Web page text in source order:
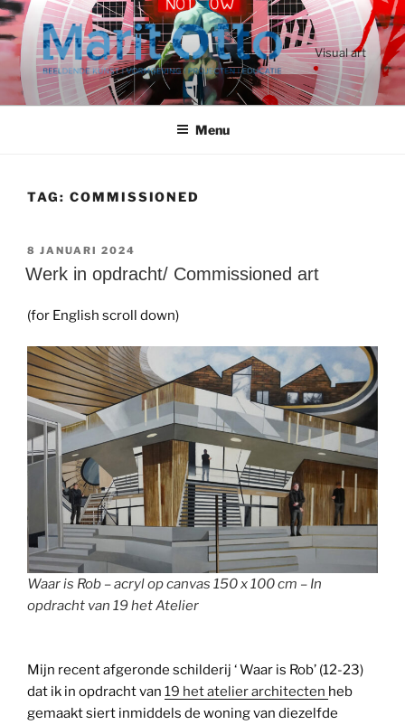
Ga
naar
de
inhoud
Visual art
Menu
TAG: COMMISSIONED
GEPLAATST
OP
8 JANUARI 2024
Werk in opdracht/ Commissioned art
(for English scroll down)
Waar is Rob – acryl op canvas 150 x 100 cm – In
opdracht van 19 het Atelier
Mijn recent afgeronde schilderij ‘ Waar is Rob’ (12-23)
dat ik in opdracht van 19 het atelier architecten heb
gemaakt siert inmiddels de woning van diezelfde